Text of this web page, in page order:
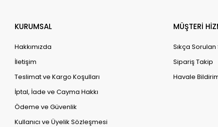
Protein
KURUMSAL
Hakkımızda
İletişim
Teslimat ve Kargo Koşulları
İptal, İade ve Cayma Hakkı
Ödeme ve Güvenlik
Kullanıcı ve Üyelik Sözleşmesi
MÜŞTERİ
Sıkça
Sipariş Takip
Havale